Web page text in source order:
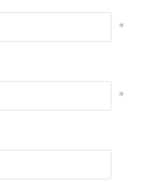
*
*